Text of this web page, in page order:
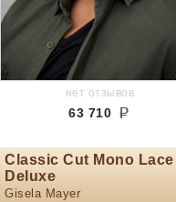
нет отзывов
63 710
Classic Cut Mono Lace
Deluxe
Gisela Mayer